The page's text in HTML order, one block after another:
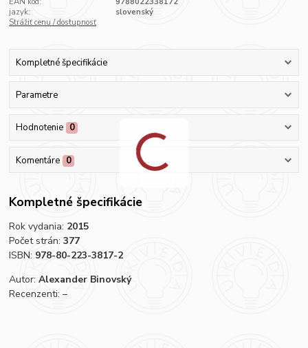
jazyk:
slovenský
Strážiť cenu / dostupnosť
Kompletné špecifikácie
Parametre
Hodnotenie 0
Komentáre 0
Kompletné špecifikácie
Rok vydania: 2015
Počet strán:377
ISBN: 978-80-223-3817-2
Autor: Alexander Binovský
Recenzenti: –